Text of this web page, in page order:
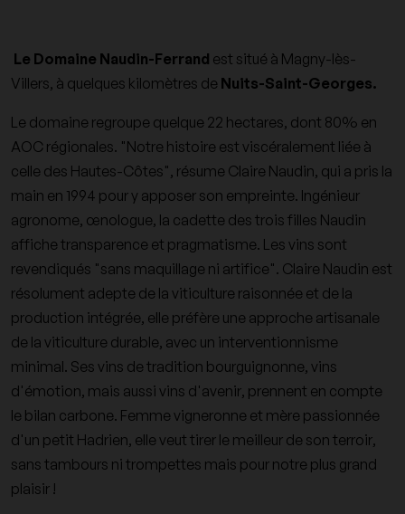
Le Domaine Naudin-Ferrand est situé à Magny-lès-
Villers, à quelques kilomètres de Nuits-Saint-Georges.
Le domaine regroupe quelque 22 hectares, dont 80% en
AOC régionales. "Notre histoire est viscéralement liée à
celle des Hautes-Côtes", résume Claire Naudin, qui a pris la
main en 1994 pour y apposer son empreinte. Ingénieur
agronome, œnologue, la cadette des trois filles Naudin
affiche transparence et pragmatisme. Les vins sont
revendiqués "sans maquillage ni artifice". Claire Naudin est
résolument adepte de la viticulture raisonnée et de la
production intégrée, elle préfère une approche artisanale
de la viticulture durable, avec un interventionnisme
minimal. Ses vins de tradition bourguignonne, vins
d'émotion, mais aussi vins d'avenir, prennent en compte
le bilan carbone. Femme vigneronne et mère passionnée
d'un petit Hadrien, elle veut tirer le meilleur de son terroir,
sans tambours ni trompettes mais pour notre plus grand
plaisir !